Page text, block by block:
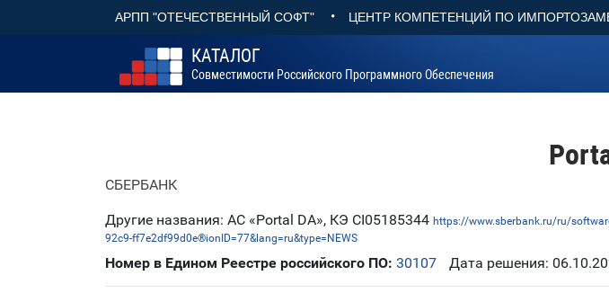
АРПП "ОТЕЧЕСТВЕННЫЙ СОФТ" • ЦЕНТР КОМПЕТЕНЦИЙ ПО
КАТАЛОГ
Совместимости Российского Программного Обеспечения
СБЕРБАНК
Другие названия: АС «Portal DA», КЭ CI05185344 https://www.sberbank.ru/ru/
92c9-ff7e2df99d0e®ionID=77&lang=ru&type=NEWS
Номер в Едином Реестре российского ПО: 30107 Дата решения: